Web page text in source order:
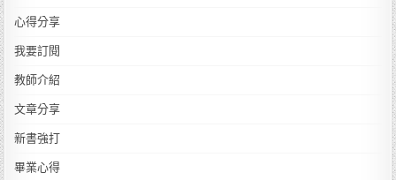
心得分享
我要訂閱
教師介紹
文章分享
新書強打
畢業心得